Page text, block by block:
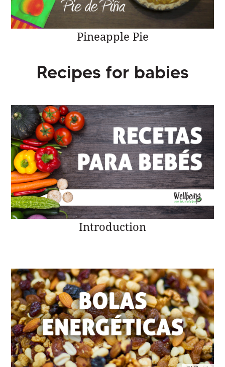
Pineapple Pie
Recipes for babies
Introduction